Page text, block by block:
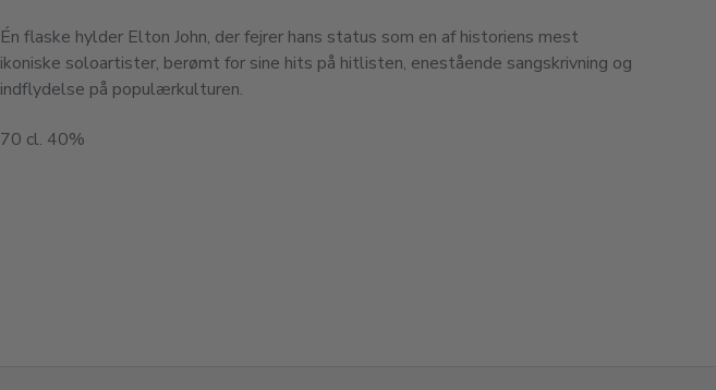
Én flaske hylder Elton John, der fejrer hans status som en af ​​historiens mest
ikoniske soloartister, berømt for sine hits på hitlisten, enestående sangskrivning og
indflydelse på populærkulturen.
70 cl. 40%